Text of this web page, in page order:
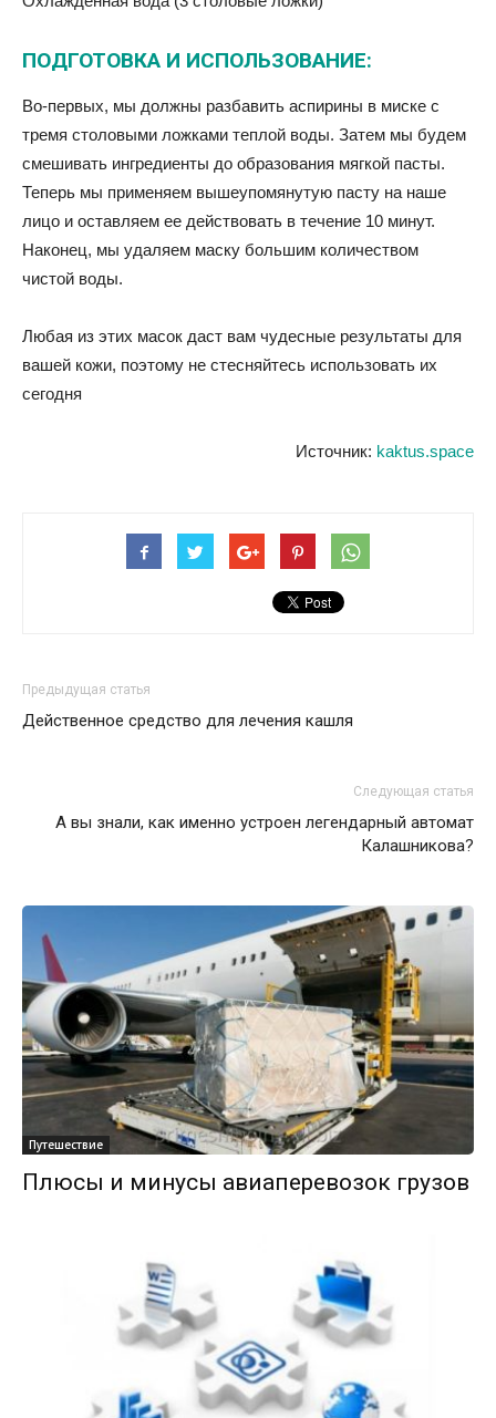
ПОДГОТОВКА И ИСПОЛЬЗОВАНИЕ:
Во-первых, мы должны разбавить аспирины в миске с
тремя столовыми ложками теплой воды. Затем мы будем
смешивать ингредиенты до образования мягкой пасты.
Теперь мы применяем вышеупомянутую пасту на наше
лицо и оставляем ее действовать в течение 10 минут.
Наконец, мы удаляем маску большим количеством
чистой воды.
Любая из этих масок даст вам чудесные результаты для
вашей кожи, поэтому не стесняйтесь использовать их
сегодня
Источник: kaktus.space
Предыдущая статья
Действенное средство для лечения кашля
Следующая статья
А вы знали, как именно устроен легендарный автомат
Калашникова?
Путешествие
Плюсы и минусы авиаперевозок грузов